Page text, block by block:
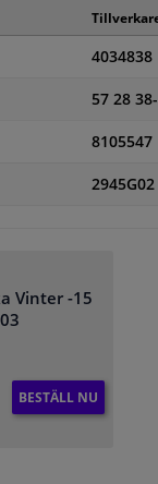
4034838
57 28
8105547
2945G02
Vinter -15
BESTÄLL NU